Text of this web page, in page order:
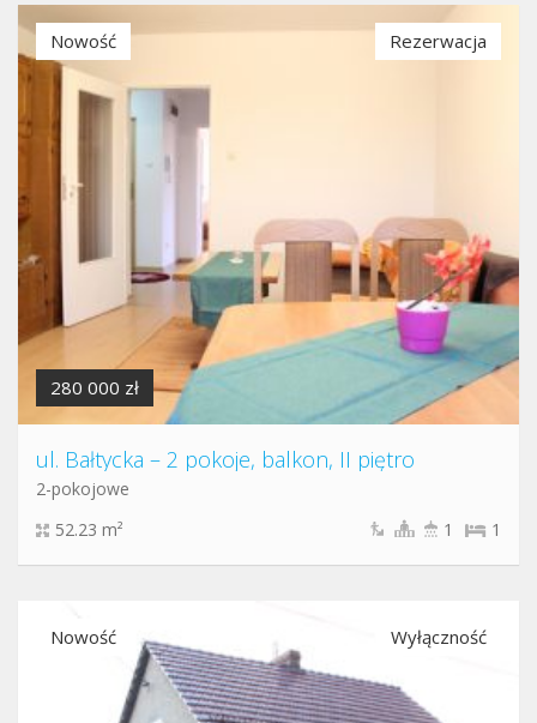
280 000 zł
Nowość Rezerwacja
ul. Bałtycka – 2 pokoje, balkon, II piętro
2-pokojowe
52.23 m²
1
1
Nowość Wyłączność